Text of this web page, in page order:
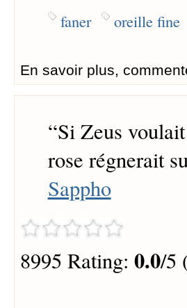
faner oreille fine
En savoir plus,
“Si Zeus
rose régnerait
Sappho
8995 Rating: 0.0/5